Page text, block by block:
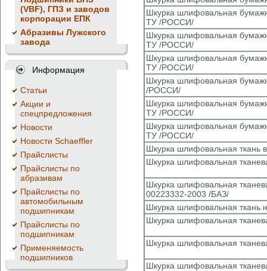
(VBF), ГПЗ и заводов
корпорации ЕПК
Абразивы Лужского
завода
Информация
Cтатьи
Акции и
спецпредложения
Новости
Новости Schaeffler
Прайслисты
Прайслисты по
абразивам
Прайслисты по
автомобильным
подшипникам
Прайслисты по
подшипникам
Применяемость
подшипников
Шкурка шлифовальная
ТУ /РОССИ/
Шкурка шлифовальная
ТУ /РОССИ/
Шкурка шлифовальная
ТУ /РОССИ/
Шкурка шлифовальная
/РОССИ/
Шкурка шлифовальная
ТУ /РОССИ/
Шкурка шлифовальная
ТУ /РОССИ/
Шкурка шлифовальная ткань
Шкурка шлифовальная
Шкурка шлифовальная
00223332-2003 /БАЗ/
Шкурка шлифовальная ткань
Шкурка шлифовальная
Шкурка шлифовальная
Шкурка шлифовальная